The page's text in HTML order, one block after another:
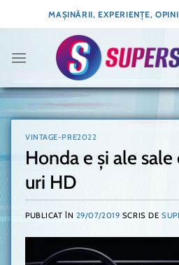
to
MAȘINĂRII, EXPERIENȚE,
VINTAGE-PRE2022
Honda e și ale
uri HD
PUBLICAT ÎN 29/07/2019 SCRIS DE